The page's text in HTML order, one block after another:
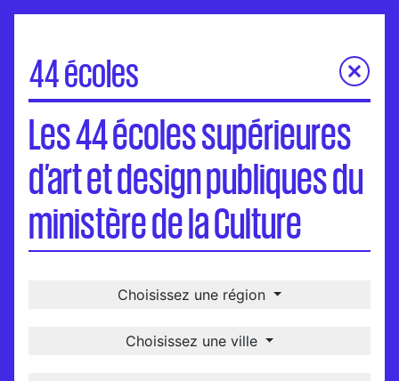
44 écoles
ministère de la Culture
Carte
Visites virtuelles
Une école, un-e diplômé-e
International
Les 44 écoles supérieures
d’art et design publiques du
ministère de la Culture
Choisissez une région
Choisissez une ville